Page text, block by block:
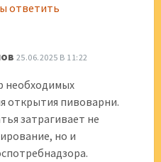
ответить
25.06.2025 В 11:22
необходимых
открытия пивоварни.
затрагивает не
но и